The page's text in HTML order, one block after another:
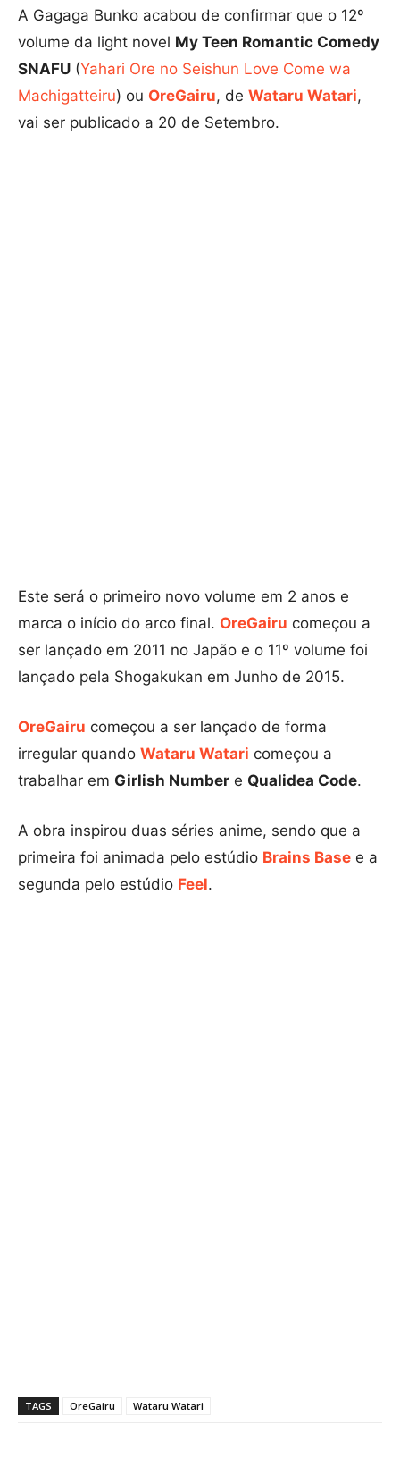
A Gagaga Bunko acabou de confirmar que o 12º
volume da light novel My Teen Romantic Comedy
SNAFU (Yahari Ore no Seishun Love Come wa
Machigatteiru) ou OreGairu, de Wataru Watari,
vai ser publicado a 20 de Setembro.
Este será o primeiro novo volume em 2 anos e
marca o início do arco final. OreGairu começou a
ser lançado em 2011 no Japão e o 11º volume foi
lançado pela Shogakukan em Junho de 2015.
OreGairu começou a ser lançado de forma
irregular quando Wataru Watari começou a
trabalhar em Girlish Number e Qualidea Code.
A obra inspirou duas séries anime, sendo que a
primeira foi animada pelo estúdio Brains Base e a
segunda pelo estúdio Feel.
TAGS OreGairu Wataru Watari